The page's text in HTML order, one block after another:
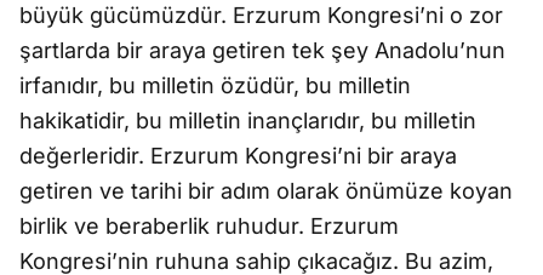
büyük gücümüzdür. Erzurum Kongresi’ni o zor
şartlarda bir araya getiren tek şey Anadolu’nun
irfanıdır, bu milletin özüdür, bu milletin
hakikatidir, bu milletin inançlarıdır, bu milletin
değerleridir. Erzurum Kongresi’ni bir araya
getiren ve tarihi bir adım olarak önümüze koyan
birlik ve beraberlik ruhudur. Erzurum
Kongresi’nin ruhuna sahip çıkacağız. Bu azim,